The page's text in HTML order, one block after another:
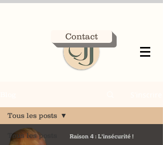
Contact
Tous les posts
Tous les posts